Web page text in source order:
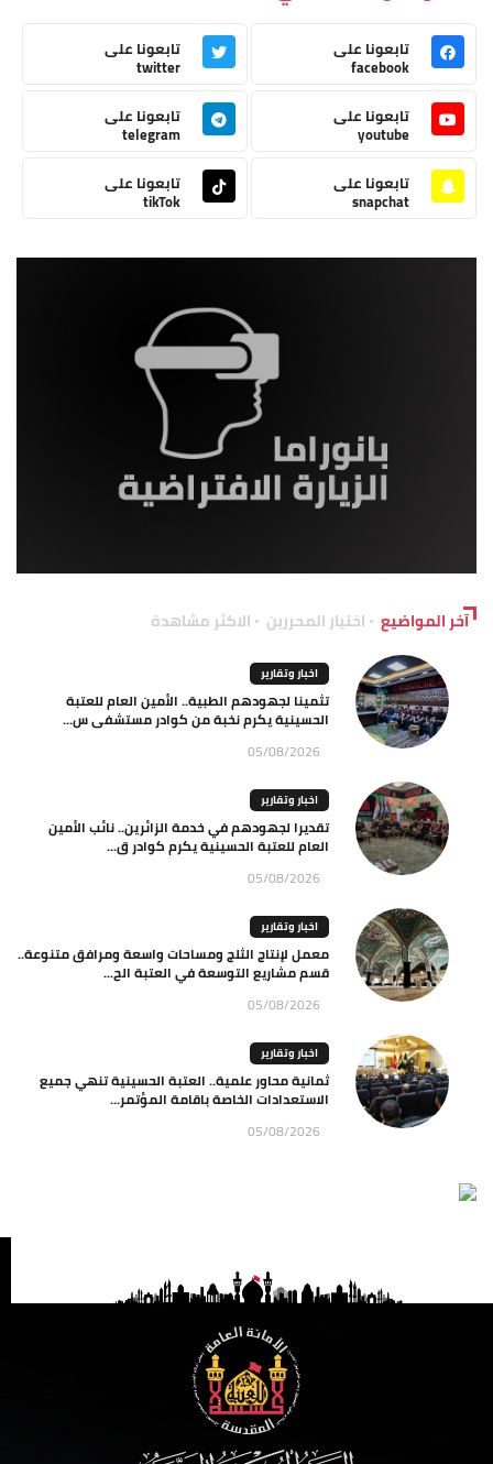
تابعونا على
facebook
تابعونا على
twitter
تابعونا على
youtube
تابعونا على
telegram
تابعونا على
snapchat
تابعونا على
tikTok
آخر المواضيع اختيار المحررين الاكثر مشاهدة
اخبار وتقارير
تثمينا لجهودهم الطبية.. الأمين العام للعتبة
الحسينية يكرم نخبة من كوادر مستشفى س...
05/08/2026
اخبار وتقارير
تقديرا لجهودهم في خدمة الزائرين.. نائب الأمين
العام للعتبة الحسينية يكرم كوادر ق...
05/08/2026
اخبار وتقارير
معمل لإنتاج الثلج ومساحات واسعة ومرافق متنوعة..
قسم مشاريع التوسعة في العتبة الح...
05/08/2026
اخبار وتقارير
ثمانية محاور علمية.. العتبة الحسينية تنهي جميع
الاستعدادات الخاصة باقامة المؤتمر...
05/08/2026